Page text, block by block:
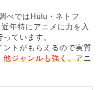
べではHulu・ネトフ
年特にアニメに力を入
っています。
ントがもらえるので実質
他ジャンルも強く、アニ